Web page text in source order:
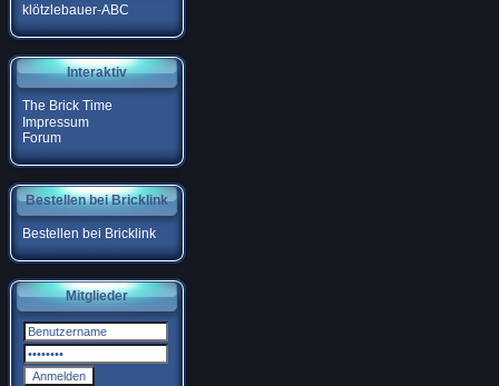
klötzlebauer-ABC
Interaktiv
The Brick Time
Impressum
Forum
Bestellen bei Bricklink
Bestellen bei Bricklink
Mitglieder